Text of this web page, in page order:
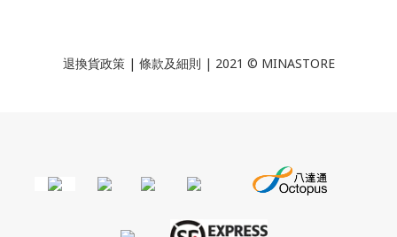
退換貨政策| 條款及細則 | 2021 © MINASTORE